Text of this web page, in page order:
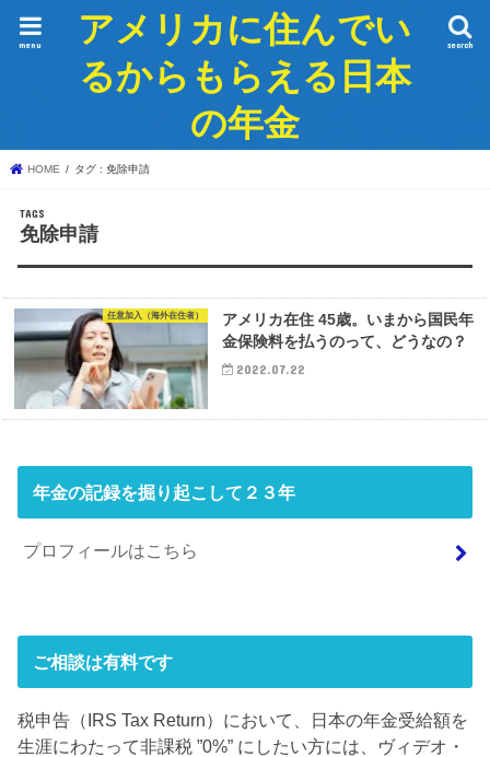
アメリカに住んでい
るからもらえる日本
の年金
search
menu
HOME タグ : 免除申請
免除申請
任意加入（海外在住者）
アメリカ在住 45歳。いまから国民年
金保険料を払うのって、どうなの？
2022.07.22
年金の記録を掘り起こして２３年
プロフィールはこちら
ご相談は有料です
税申告（IRS Tax Return）において、日本の年金受給額を
生涯にわたって非課税 ”0%” にしたい方には、ヴィデオ・